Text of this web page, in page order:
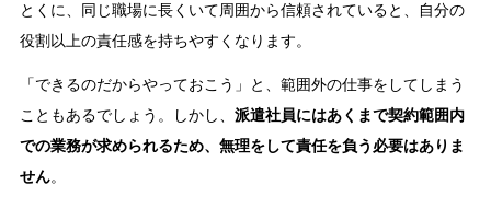
とくに、同じ職場に長くいて周囲から信頼されていると、自分の
役割以上の責任感を持ちやすくなります。
「できるのだからやっておこう」と、範囲外の仕事をしてしまう
こともあるでしょう。しかし、 派遣社員にはあくまで契約範囲内
での業務が求められるため、無理をして責任を負う必要はありま
せん。